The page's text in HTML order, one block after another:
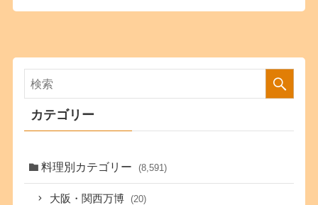
カテゴリー
料理別カテゴリー (8,591)
大阪・関西万博 (20)